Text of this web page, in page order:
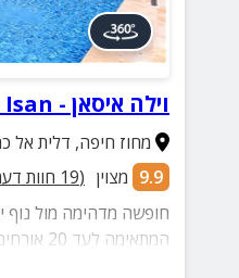
וילה איסאן - Villa Isan
מחוז חיפה, דלית אל
9.9 מצוין (
19 חוות
חופשה מדהימה מול נוף
רחצה, ג'קוזי ספא, מטבח